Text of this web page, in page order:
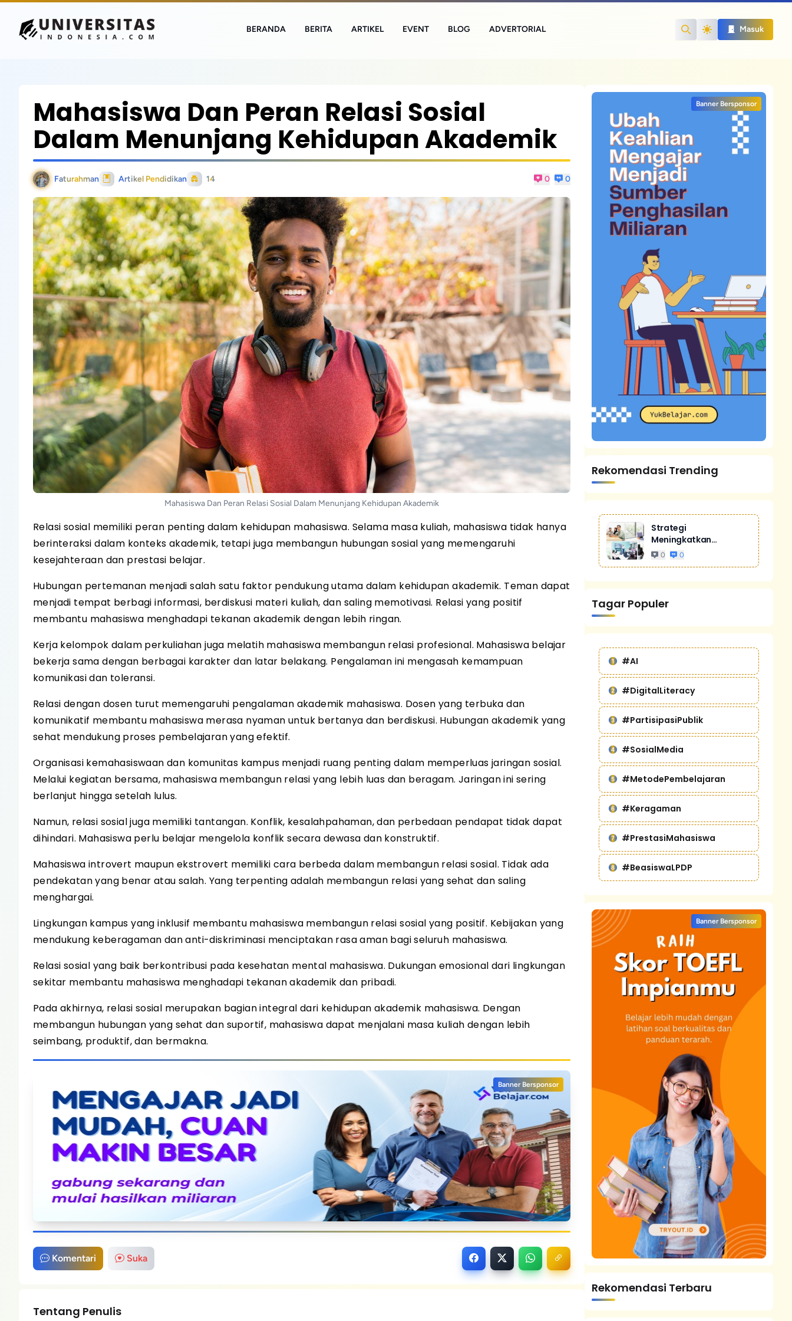
Search
Masuk
BERANDA BERITA ARTIKEL EVENT BLOG ADVERTORIAL
Mahasiswa Dan Peran Relasi Sosial
Dalam Menunjang Kehidupan Akademik
Faturahman Artikel Pendidikan 14 0 0
Mahasiswa Dan Peran Relasi Sosial Dalam Menunjang Kehidupan Akademik
Relasi sosial memiliki peran penting dalam kehidupan mahasiswa. Selama masa kuliah, mahasiswa tidak hanya
berinteraksi dalam konteks akademik, tetapi juga membangun hubungan sosial yang memengaruhi
kesejahteraan dan prestasi belajar.
Hubungan pertemanan menjadi salah satu faktor pendukung utama dalam kehidupan akademik. Teman dapat
menjadi tempat berbagi informasi, berdiskusi materi kuliah, dan saling memotivasi. Relasi yang positif
membantu mahasiswa menghadapi tekanan akademik dengan lebih ringan.
Kerja kelompok dalam perkuliahan juga melatih mahasiswa membangun relasi profesional. Mahasiswa belajar
bekerja sama dengan berbagai karakter dan latar belakang. Pengalaman ini mengasah kemampuan
komunikasi dan toleransi.
Relasi dengan dosen turut memengaruhi pengalaman akademik mahasiswa. Dosen yang terbuka dan
komunikatif membantu mahasiswa merasa nyaman untuk bertanya dan berdiskusi. Hubungan akademik yang
sehat mendukung proses pembelajaran yang efektif.
Organisasi kemahasiswaan dan komunitas kampus menjadi ruang penting dalam memperluas jaringan sosial.
Melalui kegiatan bersama, mahasiswa membangun relasi yang lebih luas dan beragam. Jaringan ini sering
berlanjut hingga setelah lulus.
Namun, relasi sosial juga memiliki tantangan. Konflik, kesalahpahaman, dan perbedaan pendapat tidak dapat
dihindari. Mahasiswa perlu belajar mengelola konflik secara dewasa dan konstruktif.
Mahasiswa introvert maupun ekstrovert memiliki cara berbeda dalam membangun relasi sosial. Tidak ada
pendekatan yang benar atau salah. Yang terpenting adalah membangun relasi yang sehat dan saling
menghargai.
Lingkungan kampus yang inklusif membantu mahasiswa membangun relasi sosial yang positif. Kebijakan yang
mendukung keberagaman dan anti-diskriminasi menciptakan rasa aman bagi seluruh mahasiswa.
Relasi sosial yang baik berkontribusi pada kesehatan mental mahasiswa. Dukungan emosional dari lingkungan
sekitar membantu mahasiswa menghadapi tekanan akademik dan pribadi.
Pada akhirnya, relasi sosial merupakan bagian integral dari kehidupan akademik mahasiswa. Dengan
membangun hubungan yang sehat dan suportif, mahasiswa dapat menjalani masa kuliah dengan lebih
seimbang, produktif, dan bermakna.
Banner Bersponsor
Komentari Suka
Tentang Penulis
Banner Bersponsor
Rekomendasi Trending
Strategi
Meningkatkan
Penjualan Melalui
0 0
Tagar Populer
#AI
#DigitalLiteracy
#PartisipasiPublik
#SosialMedia
#MetodePembelajaran
#Keragaman
#PrestasiMahasiswa
#BeasiswaLPDP
Banner Bersponsor
Rekomendasi Terbaru